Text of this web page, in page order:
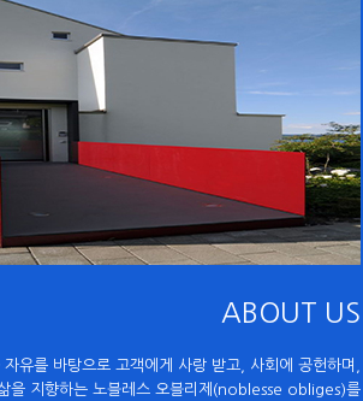
ABOUT US
자유를 바탕으로 고객에게 사랑 받고, 사회에 공헌하며,
을 지향하는 노블레스 오블리제(noblesse obliges)를